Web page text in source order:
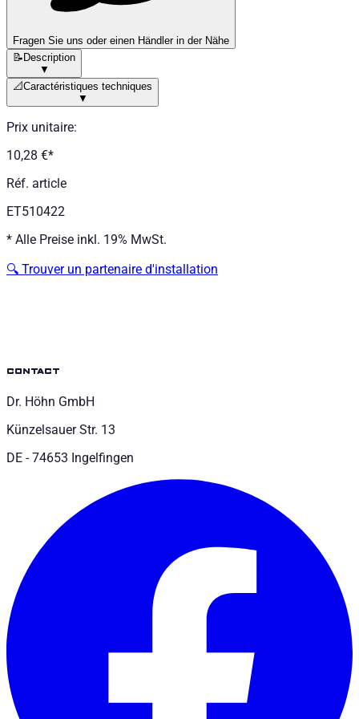
Fragen Sie uns oder einen Händler in der Nähe
📝Description
▼
📐Caractéristiques techniques
▼
Prix unitaire:
10,28 €*
Réf. article
ET510422
* Alle Preise inkl. 19% MwSt.
🔍 Trouver un partenaire d'installation
contact
Dr. Höhn GmbH
Künzelsauer Str. 13
DE - 74653 Ingelfingen